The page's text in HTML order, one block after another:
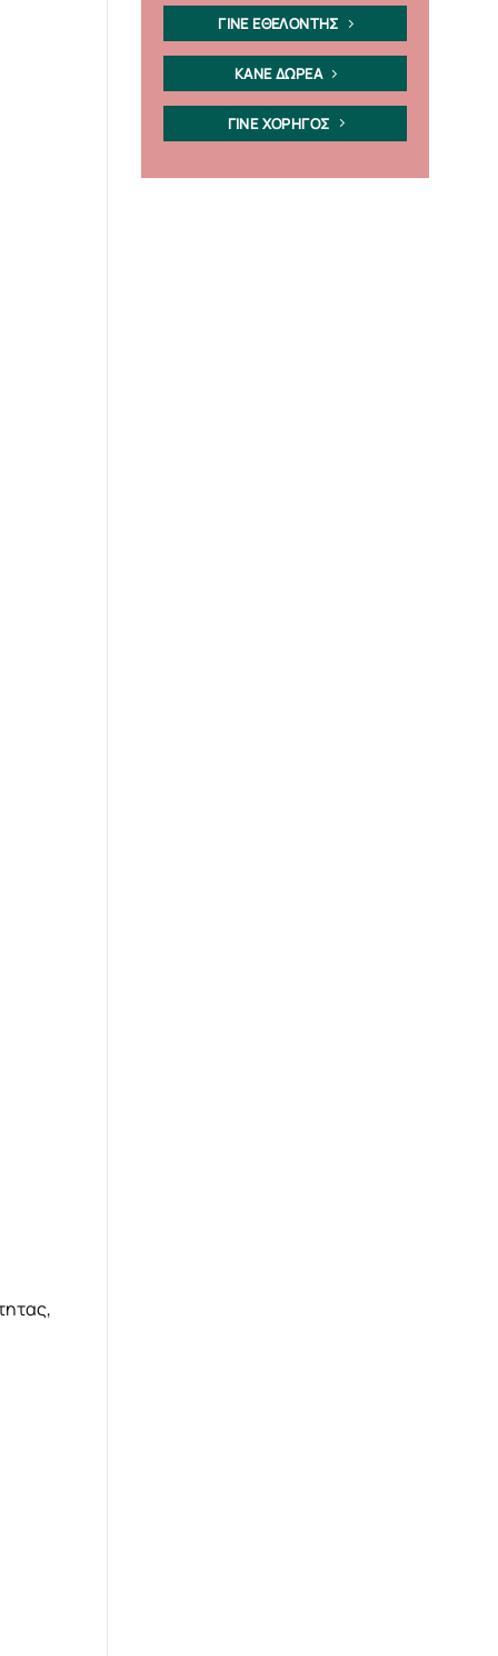
ΓΙΝΕ ΕΘΕΛΟΝΤΗΣ
ΚΑΝΕ ΔΩΡΕΑ
ΓΙΝΕ ΧΟΡΗΓΟΣ